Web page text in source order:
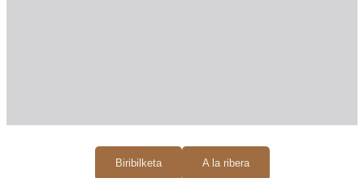
Biribilketa A la ribera